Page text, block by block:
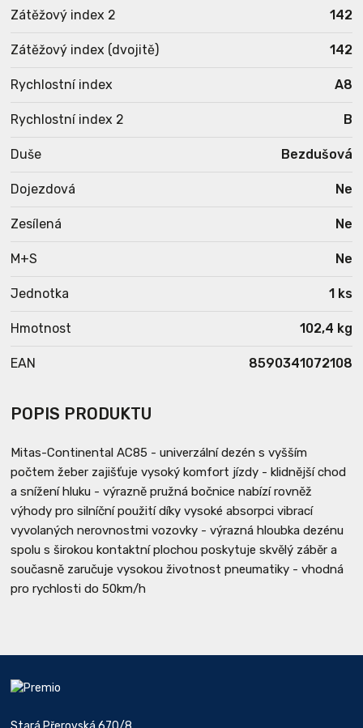
Zátěžový index 2 142
Zátěžový index (dvojitě) 142
Rychlostní index A8
Rychlostní index 2 B
Duše Bezdušová
Dojezdová Ne
Zesílená Ne
M+S Ne
Jednotka 1 ks
Hmotnost 102,4 kg
EAN 8590341072108
POPIS PRODUKTU
Mitas-Continental AC85 - univerzální dezén s vyšším
počtem žeber zajišťuje vysoký komfort jízdy - klidnější chod
a snížení hluku - výrazně pružná bočnice nabízí rovněž
výhody pro silníční použití díky vysoké absorpci vibrací
vyvolaných nerovnostmi vozovky - výrazná hloubka dezénu
spolu s širokou kontaktní plochou poskytuje skvělý záběr a
současně zaručuje vysokou životnost pneumatiky - vhodná
pro rychlosti do 50km/h